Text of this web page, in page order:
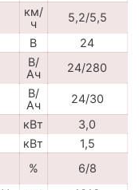
км/
ч
5,2/5,5
В
24
В/
Ач
24/280
В/
Ач
24/30
кВт
3,0
кВт
1,5
%
6/8